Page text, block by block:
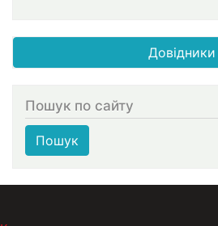
Довідники
Пошук по сайту
Пошук
МЕНЮ В ПОДВАЛЕ